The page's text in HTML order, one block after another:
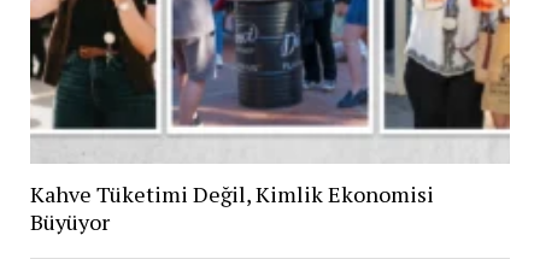
Kahve Tüketimi Değil, Kimlik Ekonomisi
Büyüyor